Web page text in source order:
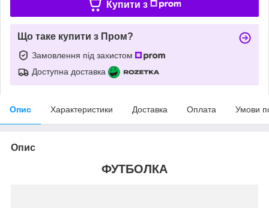
Купити з
Що таке купити з Пром?
Замовлення під захистом
Доступна доставка
Опис Характеристики Доставка Оплата Умови
Опис
ФУТБОЛКА